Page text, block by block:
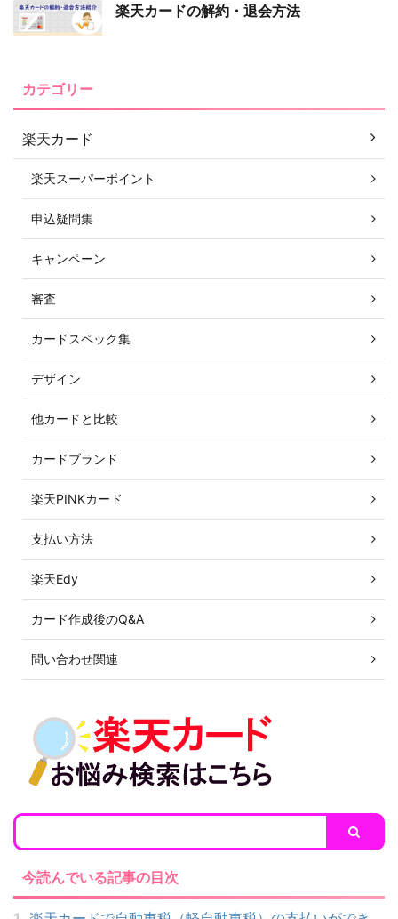
楽天カードの解約・退会方法
カテゴリー
楽天カード
楽天スーパーポイント
申込疑問集
キャンペーン
審査
カードスペック集
デザイン
他カードと比較
カードブランド
楽天PINKカード
支払い方法
楽天Edy
カード作成後のQ&A
問い合わせ関連
今読んでいる記事の目次